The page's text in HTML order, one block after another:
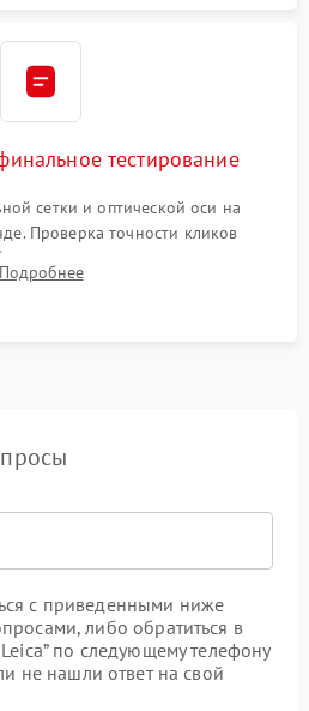
тестирование
сетки и оптической оси на
Проверка точности кликов
испытание прицела на
устойчивости к отдаче и
Подробнее
с приведенными ниже
либо обратиться в
по следующему телефону
не нашли ответ на свой